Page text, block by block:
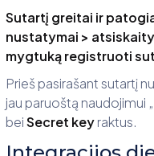
Sutartį greitai ir
nustatymai >
mygtuką registruoti
Prieš pasirašant sutartį
jau paruoštą naudojimui
beiSecret keyraktus.